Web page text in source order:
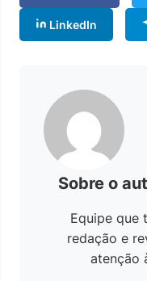
LinkedIn
Sobre o
Equipe que
redação e
atenção